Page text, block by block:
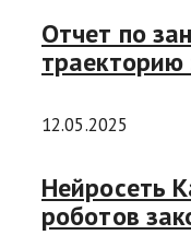
Отчет по
12.05.2025
Нейросеть
роботов